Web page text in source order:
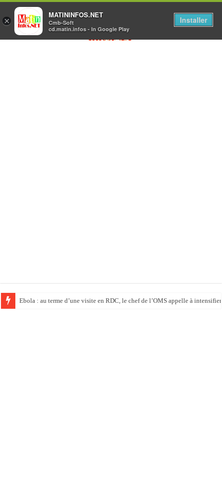
En RDC, Ebola s’invite dans les camps de déplacés
×
MATININFOS.NET
Cmb-Soft
cd.matin.infos - In Google Play
Installer